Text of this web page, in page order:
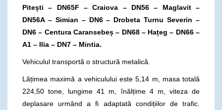
Pitești – DN65F – Craiova – DN56 – Maglavit –
DN56A – Simian – DN6 – Drobeta Turnu Severin –
DN6 – Centura Caransebeș – DN68 – Hațeg – DN66 –
A1 – Ilia – DN7 – Mintia.
Vehiculul transportă o structură metalică.
Lățimea maximă a vehiculului este 5,14 m, masa totală
224,50 tone, lungime 41 m, înălțime 4 m, viteza de
deplasare urmând a fi adaptată condițiilor de trafic.